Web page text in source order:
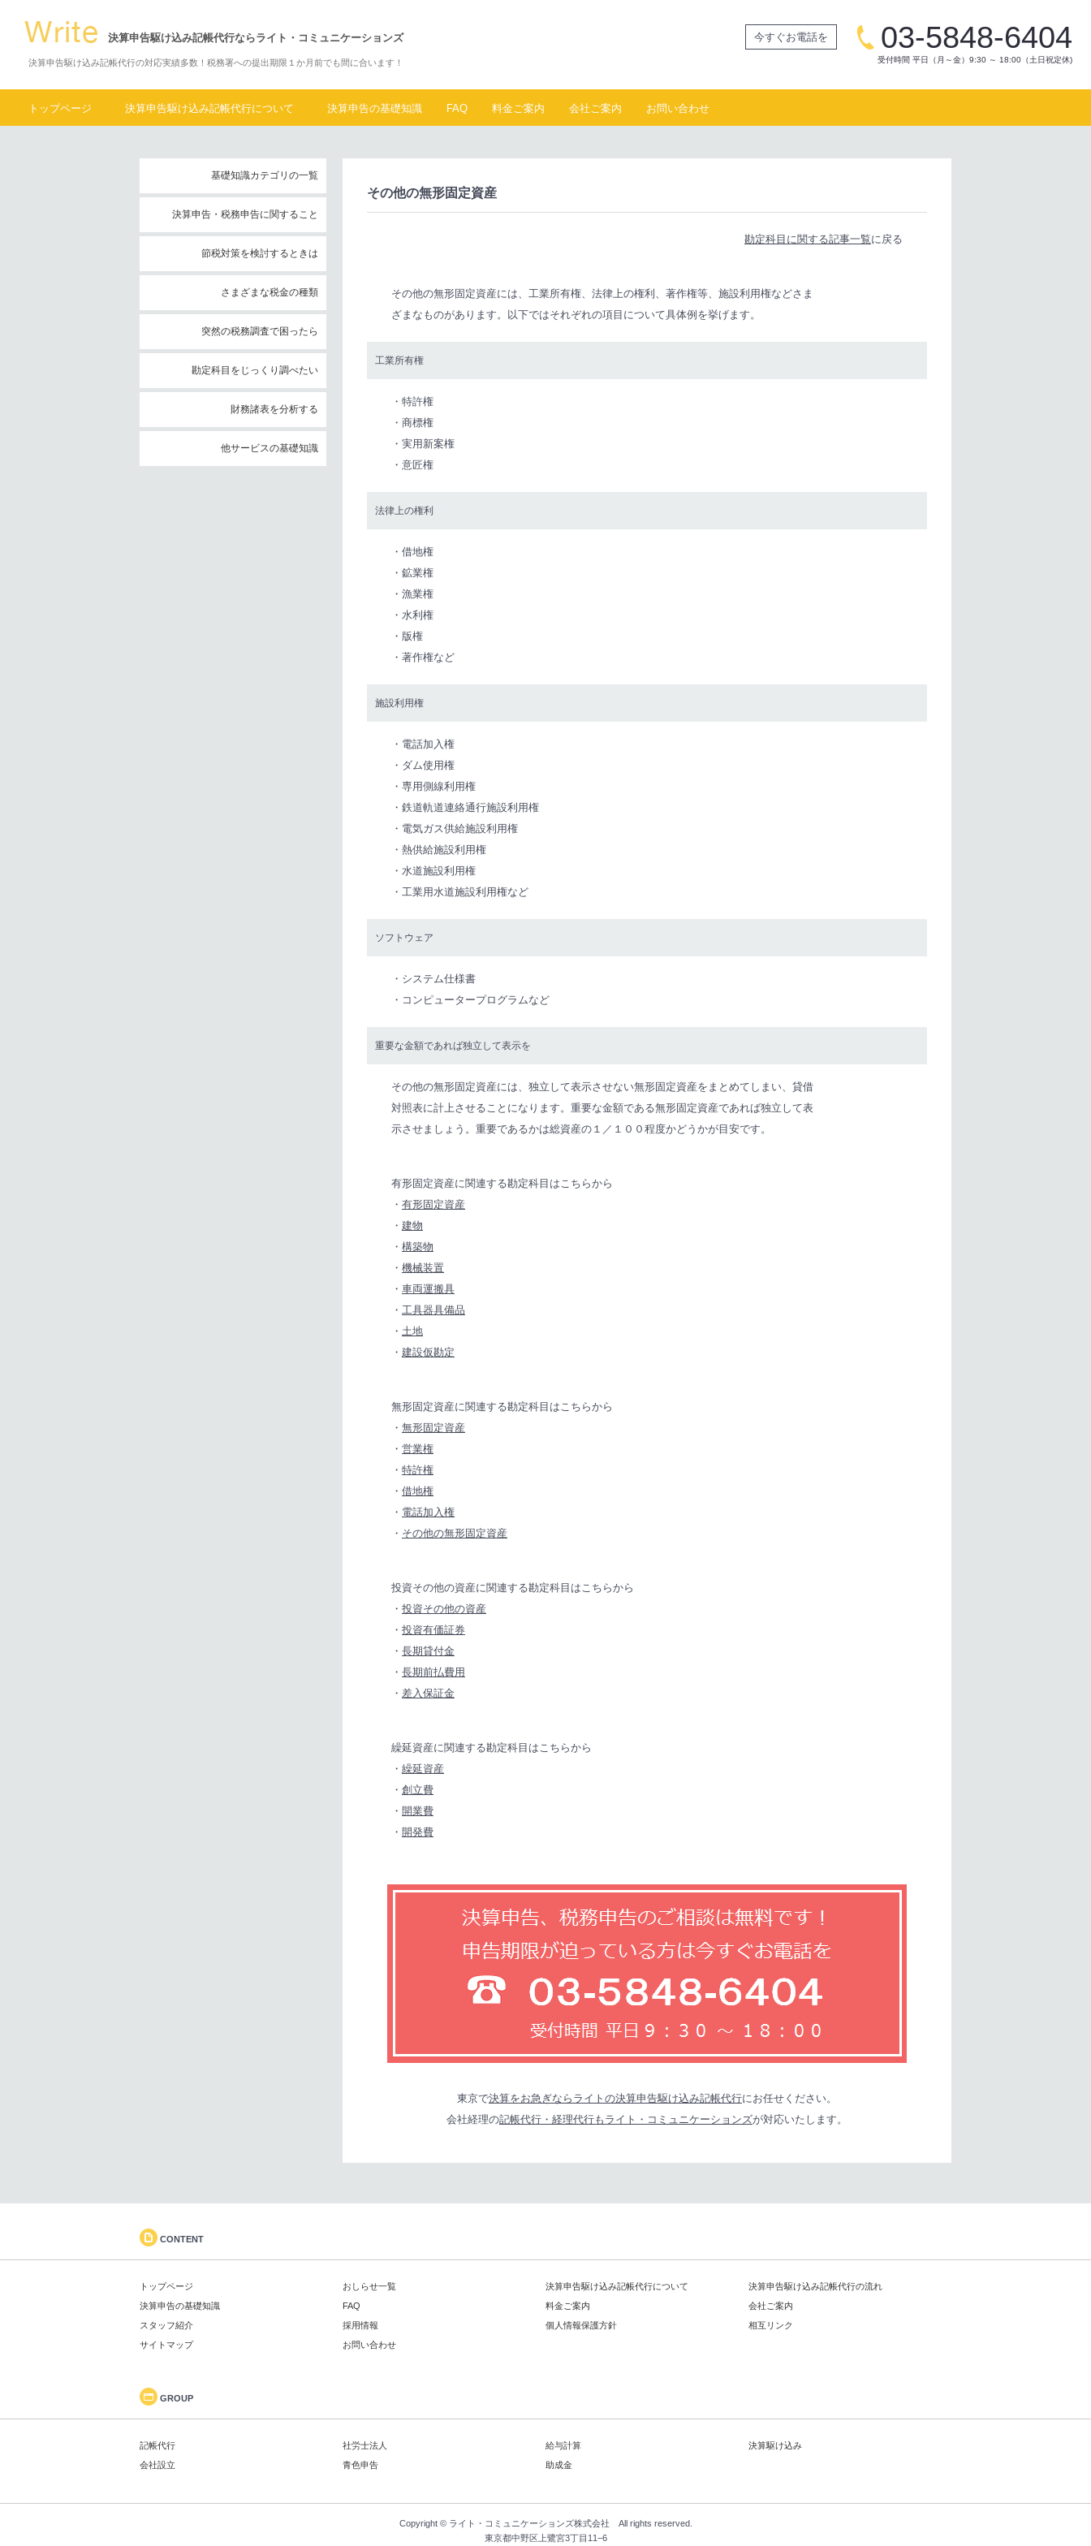
決算申告駆け込み記帳代行ならライト・コミュニケーションズ
決算申告駆け込み記帳代行の対応実績多数！税務署への提出期限１か月前でも間に合います！
今すぐお電話を 03-5848-6404
受付時間 平日（月～金）9:30 ～ 18:00（土日祝定休)
トップページ 決算申告駆け込み記帳代行について 決算申告の基礎知識 FAQ 料金ご案内 会社ご案内 お問い合わせ
基礎知識カテゴリの一覧
決算申告・税務申告に関すること
節税対策を検討するときは
さまざまな税金の種類
突然の税務調査で困ったら
勘定科目をじっくり調べたい
財務諸表を分析する
他サービスの基礎知識
その他の無形固定資産
勘定科目に関する記事一覧に戻る
その他の無形固定資産には、工業所有権、法律上の権利、著作権等、施設利用権などさま
ざまなものがあります。以下ではそれぞれの項目について具体例を挙げます。
工業所有権
・特許権
・商標権
・実用新案権
・意匠権
法律上の権利
・借地権
・鉱業権
・漁業権
・水利権
・版権
・著作権など
施設利用権
・電話加入権
・ダム使用権
・専用側線利用権
・鉄道軌道連絡通行施設利用権
・電気ガス供給施設利用権
・熱供給施設利用権
・水道施設利用権
・工業用水道施設利用権など
ソフトウェア
・システム仕様書
・コンピュータープログラムなど
重要な金額であれば独立して表示を
その他の無形固定資産には、独立して表示させない無形固定資産をまとめてしまい、貸借
対照表に計上させることになります。重要な金額である無形固定資産であれば独立して表
示させましょう。重要であるかは総資産の１／１００程度かどうかが目安です。
有形固定資産に関連する勘定科目はこちらから
・ 有形固定資産
・ 建物
・ 構築物
・ 機械装置
・ 車両運搬具
・ 工具器具備品
・ 土地
・ 建設仮勘定
無形固定資産に関連する勘定科目はこちらから
・ 無形固定資産
・ 営業権
・ 特許権
・ 借地権
・ 電話加入権
・ その他の無形固定資産
投資その他の資産に関連する勘定科目はこちらから
・ 投資その他の資産
・ 投資有価証券
・ 長期貸付金
・ 長期前払費用
・ 差入保証金
繰延資産に関連する勘定科目はこちらから
・ 繰延資産
・ 創立費
・ 開業費
・ 開発費
東京で決算をお急ぎならライトの決算申告駆け込み記帳代行にお任せください。
会社経理の記帳代行・経理代行もライト・コミュニケーションズが対応いたします。
CONTENT
トップページ おしらせ一覧 決算申告駆け込み記帳代行について
決算申告駆け込み記帳代行の流れ
決算申告の基礎知識
FAQ 料金ご案内
会社ご案内
スタッフ紹介
採用情報 個人情報保護方針
相互リンク
サイトマップ
お問い合わせ
GROUP
記帳代行 社労士法人 給与計算
決算駆け込み
会社設立
青色申告 助成金
Copyright © ライト・コミュニケーションズ株式会社 All rights reserved.
東京都中野区上鷺宮3丁目11−6